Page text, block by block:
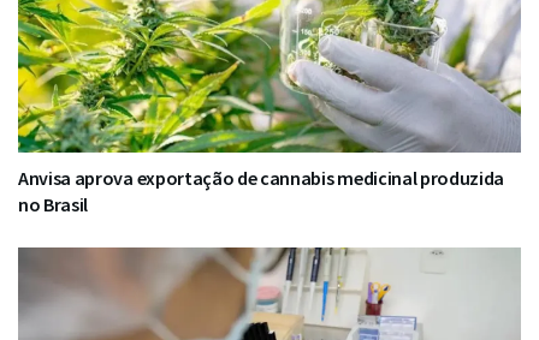
Anvisa aprova exportação de cannabis medicinal produzida
no Brasil